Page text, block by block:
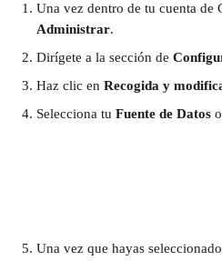
Una vez dentro de tu cuenta de
Administrar.
Dirígete a la sección de
Haz clic en Recogida y
Selecciona tu Fuente de Datos
Una vez que hayas